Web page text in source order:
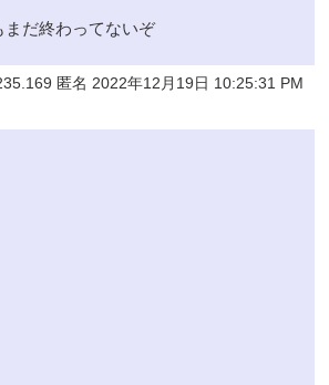
まだ終わってないぞ
匿名 2022年12月19日 10:25:31 PM